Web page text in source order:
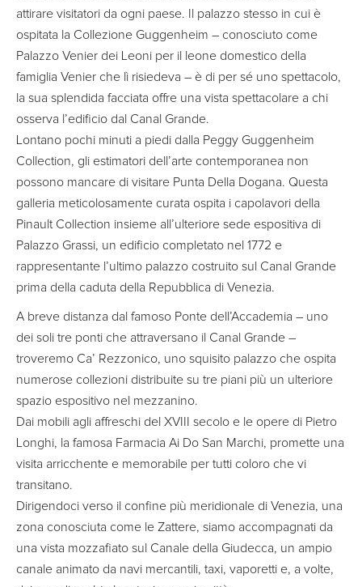
attirare visitatori da ogni paese. Il palazzo stesso in cui è
ospitata la Collezione Guggenheim – conosciuto come
Palazzo Venier dei Leoni per il leone domestico della
famiglia Venier che lì risiedeva – è di per sé uno spettacolo,
la sua splendida facciata offre una vista spettacolare a chi
osserva l’edificio dal Canal Grande.
Lontano pochi minuti a piedi dalla Peggy Guggenheim
Collection, gli estimatori dell’arte contemporanea non
possono mancare di visitare Punta Della Dogana. Questa
galleria meticolosamente curata ospita i capolavori della
Pinault Collection insieme all’ulteriore sede espositiva di
Palazzo Grassi, un edificio completato nel 1772 e
rappresentante l’ultimo palazzo costruito sul Canal Grande
prima della caduta della Repubblica di Venezia.
A breve distanza dal famoso Ponte dell’Accademia – uno
dei soli tre ponti che attraversano il Canal Grande –
troveremo Ca’ Rezzonico, uno squisito palazzo che ospita
numerose collezioni distribuite su tre piani più un ulteriore
spazio espositivo nel mezzanino.
Dai mobili agli affreschi del XVIII secolo e le opere di Pietro
Longhi, la famosa Farmacia Ai Do San Marchi, promette una
visita arricchente e memorabile per tutti coloro che vi
transitano.
Dirigendoci verso il confine più meridionale di Venezia, una
zona conosciuta come le Zattere, siamo accompagnati da
una vista mozzafiato sul Canale della Giudecca, un ampio
canale animato da navi mercantili, taxi, vaporetti e, a volte,